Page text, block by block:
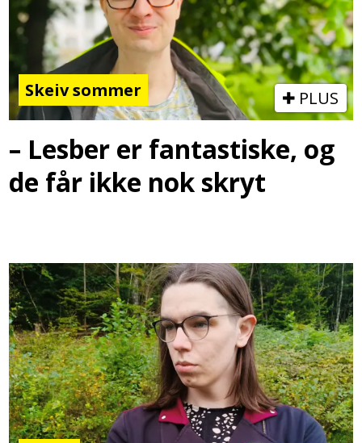
Skeiv sommer PLUS
– Lesber er fantastiske, og
de får ikke nok skryt